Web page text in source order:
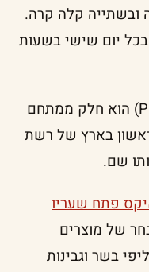
ובשתייה קלה קרה.
בכל יום שישי בשעות
בית הקפה פלאנט איקס (PlantX) הוא חלק ממתחם
בארץ של רשת
שם.
פתח שעריו
של מוצרים
מתחליפי בשר וגבינות